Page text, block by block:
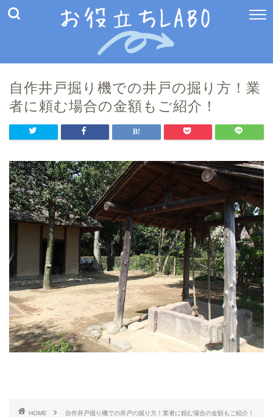
自作井戸掘り機での井戸の掘り方！業
者に頼む場合の金額もご紹介！
HOME 自作井戸掘り機での井戸の掘り方！業者に頼む場合の金額もご紹介！